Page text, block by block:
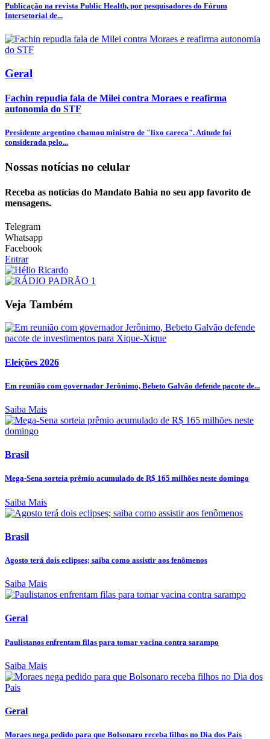
Publicação na revista Public Health, por pesquisadores do Fórum
Intersetorial de...
Geral
Fachin repudia fala de Milei contra Moraes e reafirma
autonomia do STF
Presidente argentino chamou ministro de "lixo careca". Atitude foi
considerada pelo...
Nossas notícias no celular
Receba as notícias do Mandato Bahia no seu app favorito de
mensagens.
Telegram
Whatsapp
Facebook
Entrar
Veja Também
Eleições 2026
Em reunião com governador Jerônimo, Bebeto Galvão defende pacote de...
Saiba Mais
Brasil
Mega-Sena sorteia prêmio acumulado de R$ 165 milhões neste domingo
Saiba Mais
Brasil
Agosto terá dois eclipses; saiba como assistir aos fenômenos
Saiba Mais
Geral
Paulistanos enfrentam filas para tomar vacina contra sarampo
Saiba Mais
Geral
Moraes nega pedido para que Bolsonaro receba filhos no Dia dos Pais